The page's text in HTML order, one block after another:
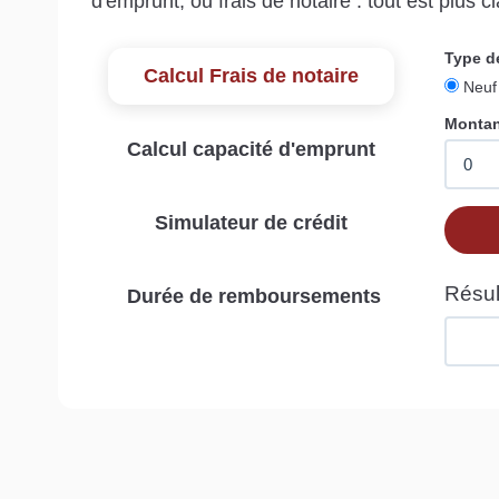
Calcul Frais de notaire
Calcul capacité d'emprunt
Simulateur de crédit
Durée de remboursements